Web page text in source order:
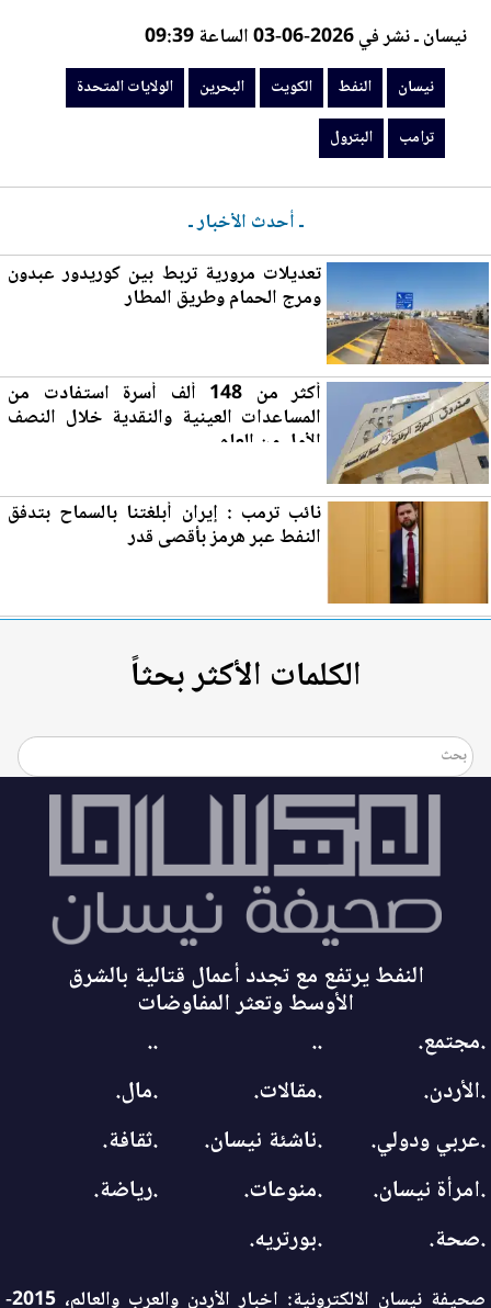
نيسان ـ نشر في 2026-06-03 الساعة 09:39
نيسان النفط الكويت البحرين
الولايات المتحدة
ترامب
البترول
ـ أحدث الأخبار ـ
تعديلات مرورية تربط بين كوريدور عبدون
ومرج الحمام وطريق المطار
أكثر من 148 ألف أسرة استفادت من
المساعدات العينية والنقدية خلال النصف
الأول من العام
نائب ترمب : إيران أبلغتنا بالسماح بتدفق
النفط عبر هرمز بأقصى قدر
الكلمات الأكثر بحثاً
النفط يرتفع مع تجدد أعمال قتالية بالشرق
الأوسط وتعثر المفاوضات
.مجتمع.
..
..
.الأردن.
.مقالات.
.مال.
.عربي ودولي.
.ناشئة نيسان.
.ثقافة.
.امرأة نيسان.
.منوعات.
.رياضة.
.صحة.
.بورتريه.
صحيفة نيسان الالكترونية: اخبار الأردن والعرب والعالم، 2015-